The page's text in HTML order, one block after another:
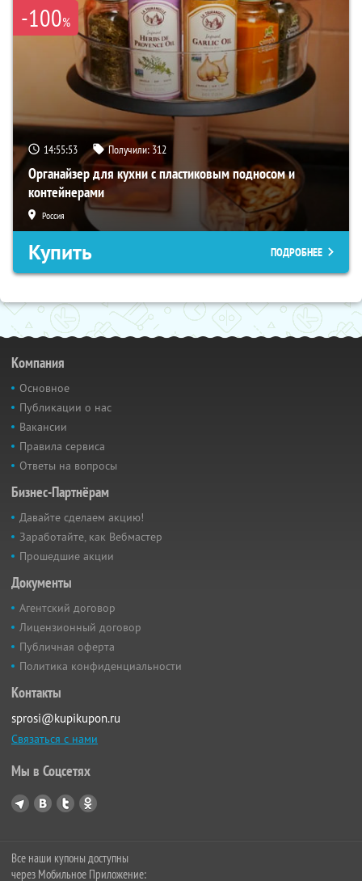
-100%
14:55:51 Получили: 312
Органайзер для кухни с пластиковым подносом и
контейнерами
Россия
Купить ПОДРОБНЕЕ
Компания
Основное
Публикации о нас
Вакансии
Правила сервиса
Ответы на вопросы
Бизнес-Партнёрам
Давайте сделаем акцию!
Заработайте, как Вебмастер
Прошедшие акции
Документы
Агентский договор
Лицензионный договор
Публичная оферта
Политика конфиденциальности
Контакты
sprosi@kupikupon.ru
Связаться с нами
Мы в Соцсетях
Все наши купоны доступны
через Мобильное Приложение: